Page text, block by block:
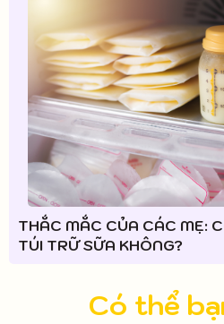
THẮC MẮC CỦA CÁC MẸ:
TÚI TRỮ SỮA KHÔNG?
Có thể